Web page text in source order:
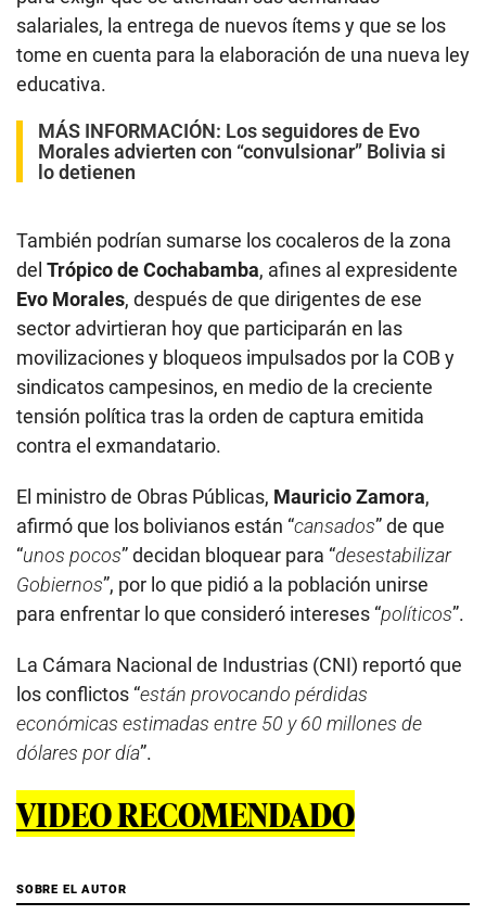
salariales, la entrega de nuevos ítems y que se los
tome en cuenta para la elaboración de una nueva ley
educativa.
MÁS INFORMACIÓN: Los seguidores de Evo
Morales advierten con “convulsionar” Bolivia si
lo detienen
También podrían sumarse los cocaleros de la zona
del Trópico de Cochabamba, afines al expresidente
Evo Morales, después de que dirigentes de ese
sector advirtieran hoy que participarán en las
movilizaciones y bloqueos impulsados por la COB y
sindicatos campesinos, en medio de la creciente
tensión política tras la orden de captura emitida
contra el exmandatario.
El ministro de Obras Públicas, Mauricio Zamora,
afirmó que los bolivianos están “cansados” de que
“unos pocos” decidan bloquear para “desestabilizar
Gobiernos”, por lo que pidió a la población unirse
para enfrentar lo que consideró intereses “políticos”.
La Cámara Nacional de Industrias (CNI) reportó que
los conflictos “están provocando pérdidas
económicas estimadas entre 50 y 60 millones de
dólares por día”.
VIDEO RECOMENDADO
SOBRE EL AUTOR